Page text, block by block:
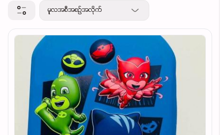
မူလအစီအစဉ်အလိုက်